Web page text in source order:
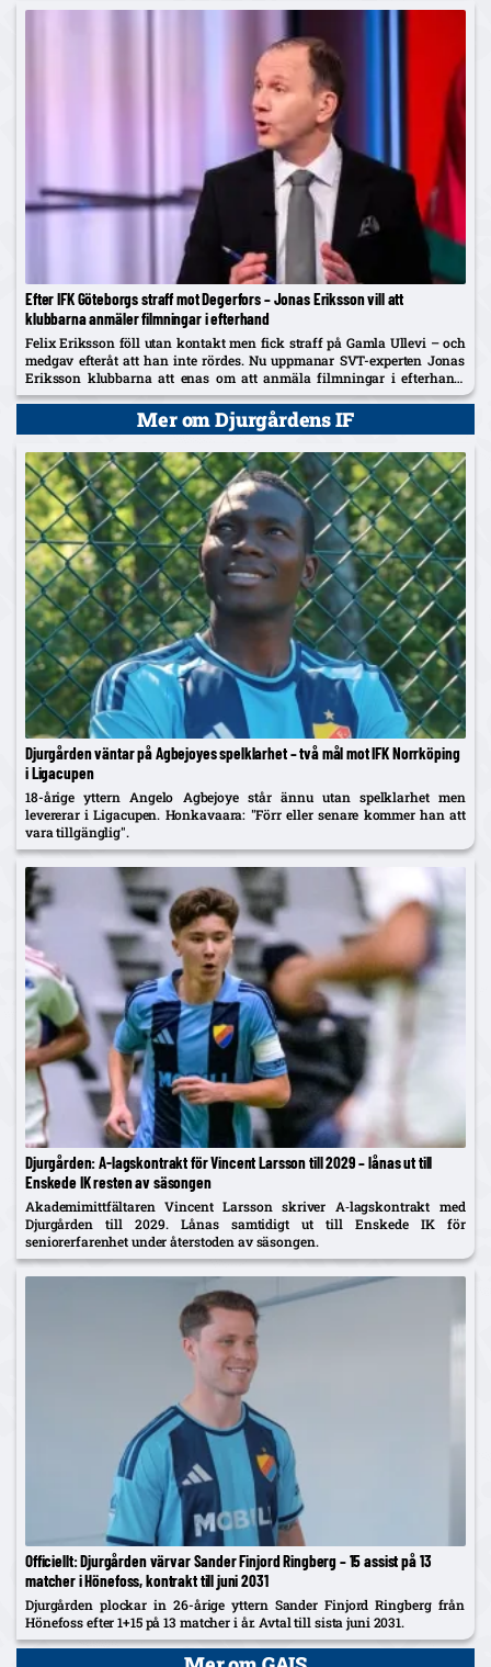
Efter IFK Göteborgs straff mot Degerfors – Jonas Eriksson vill att
klubbarna anmäler filmningar i efterhand
Felix Eriksson föll utan kontakt men fick straff på Gamla Ullevi – och
medgav efteråt att han inte rördes. Nu uppmanar SVT-experten Jonas
Eriksson klubbarna att enas om att anmäla filmningar i efterhand:
"Ingen vill se fusket."
Mer om Djurgårdens IF
Djurgården väntar på Agbejoyes spelklarhet – två mål mot IFK Norrköping
i Ligacupen
18-årige yttern Angelo Agbejoye står ännu utan spelklarhet men
levererar i Ligacupen. Honkavaara: "Förr eller senare kommer han att
vara tillgänglig".
Djurgården: A‑lagskontrakt för Vincent Larsson till 2029 – lånas ut till
Enskede IK resten av säsongen
Akademimittfältaren Vincent Larsson skriver A‑lagskontrakt med
Djurgården till 2029. Lånas samtidigt ut till Enskede IK för
seniorerfarenhet under återstoden av säsongen.
Officiellt: Djurgården värvar Sander Finjord Ringberg – 15 assist på 13
matcher i Hönefoss, kontrakt till juni 2031
Djurgården plockar in 26-årige yttern Sander Finjord Ringberg från
Hönefoss efter 1+15 på 13 matcher i år. Avtal till sista juni 2031.